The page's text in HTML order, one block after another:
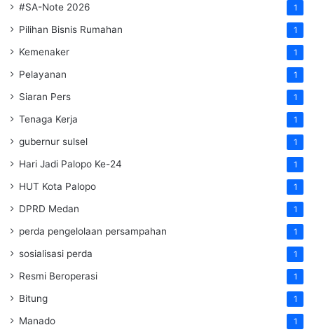
#SA-Note 2026 1
Pilihan Bisnis Rumahan 1
Kemenaker 1
Pelayanan 1
Siaran Pers 1
Tenaga Kerja 1
gubernur sulsel 1
Hari Jadi Palopo Ke-24 1
HUT Kota Palopo 1
DPRD Medan 1
perda pengelolaan persampahan 1
sosialisasi perda 1
Resmi Beroperasi 1
Bitung 1
Manado 1